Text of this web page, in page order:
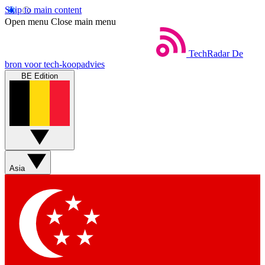
Skip to main content
Open menu Close main menu
TechRadar De
bron voor tech-koopadvies
BE Edition
Asia